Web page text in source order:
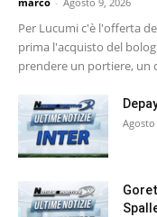
Per Lucumi c'è l'offerta
prima l'acquisto del
prendere un portiere, un
Agosto